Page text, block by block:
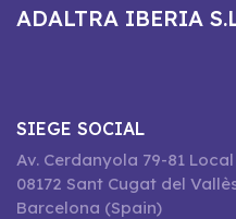
ADALTRA IBERIA
SIEGE SOCIAL
Av. Cerdanyola 79-81 Local
08172 Sant Cugat del
Barcelona (Spain)